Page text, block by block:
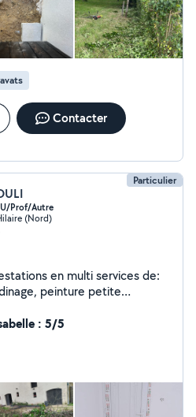
Contacter
Particulier
Prof/Autre
(Nord)
en multi services de:
peinture petite
: 5/5